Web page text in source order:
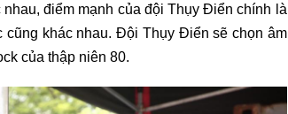
điểm mạnh của đội Thụy Điển chính là
cũng khác nhau. Đội Thụy Điển sẽ chọn âm
của thập niên 80.